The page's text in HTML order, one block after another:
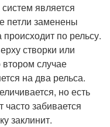
является
петли заменены
по рельсу.
створки или
случае
на два рельса.
но есть
забивается
заклинит.